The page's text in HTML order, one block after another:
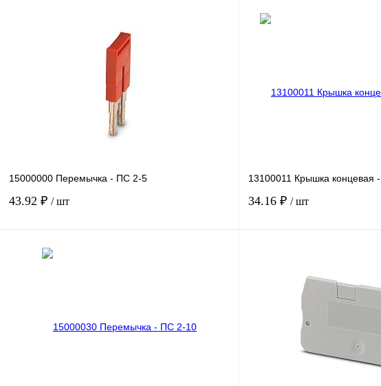
15000000 Перемычка - ПС 2-5
43.92 ₽ / шт
13100011 Крышка концевая
34.16 ₽ / шт
Купить в 1 клик
В избранное